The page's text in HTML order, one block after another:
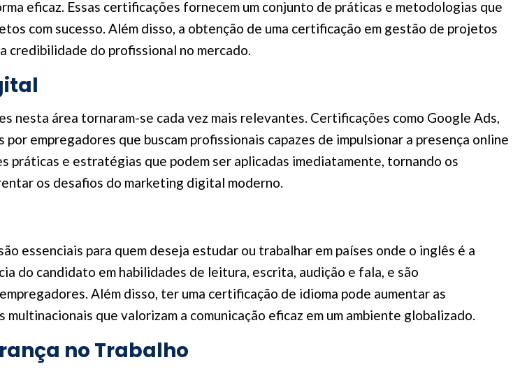
eficaz. Essas certificações fornecem um conjunto de práticas e metodologias que
com sucesso. Além disso, a obtenção de uma certificação em gestão de projetos
credibilidade do profissional no mercado.
nesta área tornaram-se cada vez mais relevantes. Certificações como Google Ads,
empregadores que buscam profissionais capazes de impulsionar a presença online
práticas e estratégias que podem ser aplicadas imediatamente, tornando os
os desafios do marketing digital moderno.
essenciais para quem deseja estudar ou trabalhar em países onde o inglês é a
do candidato em habilidades de leitura, escrita, audição e fala, e são
Além disso, ter uma certificação de idioma pode aumentar as
que valorizam a comunicação eficaz em um ambiente globalizado.
no Trabalho